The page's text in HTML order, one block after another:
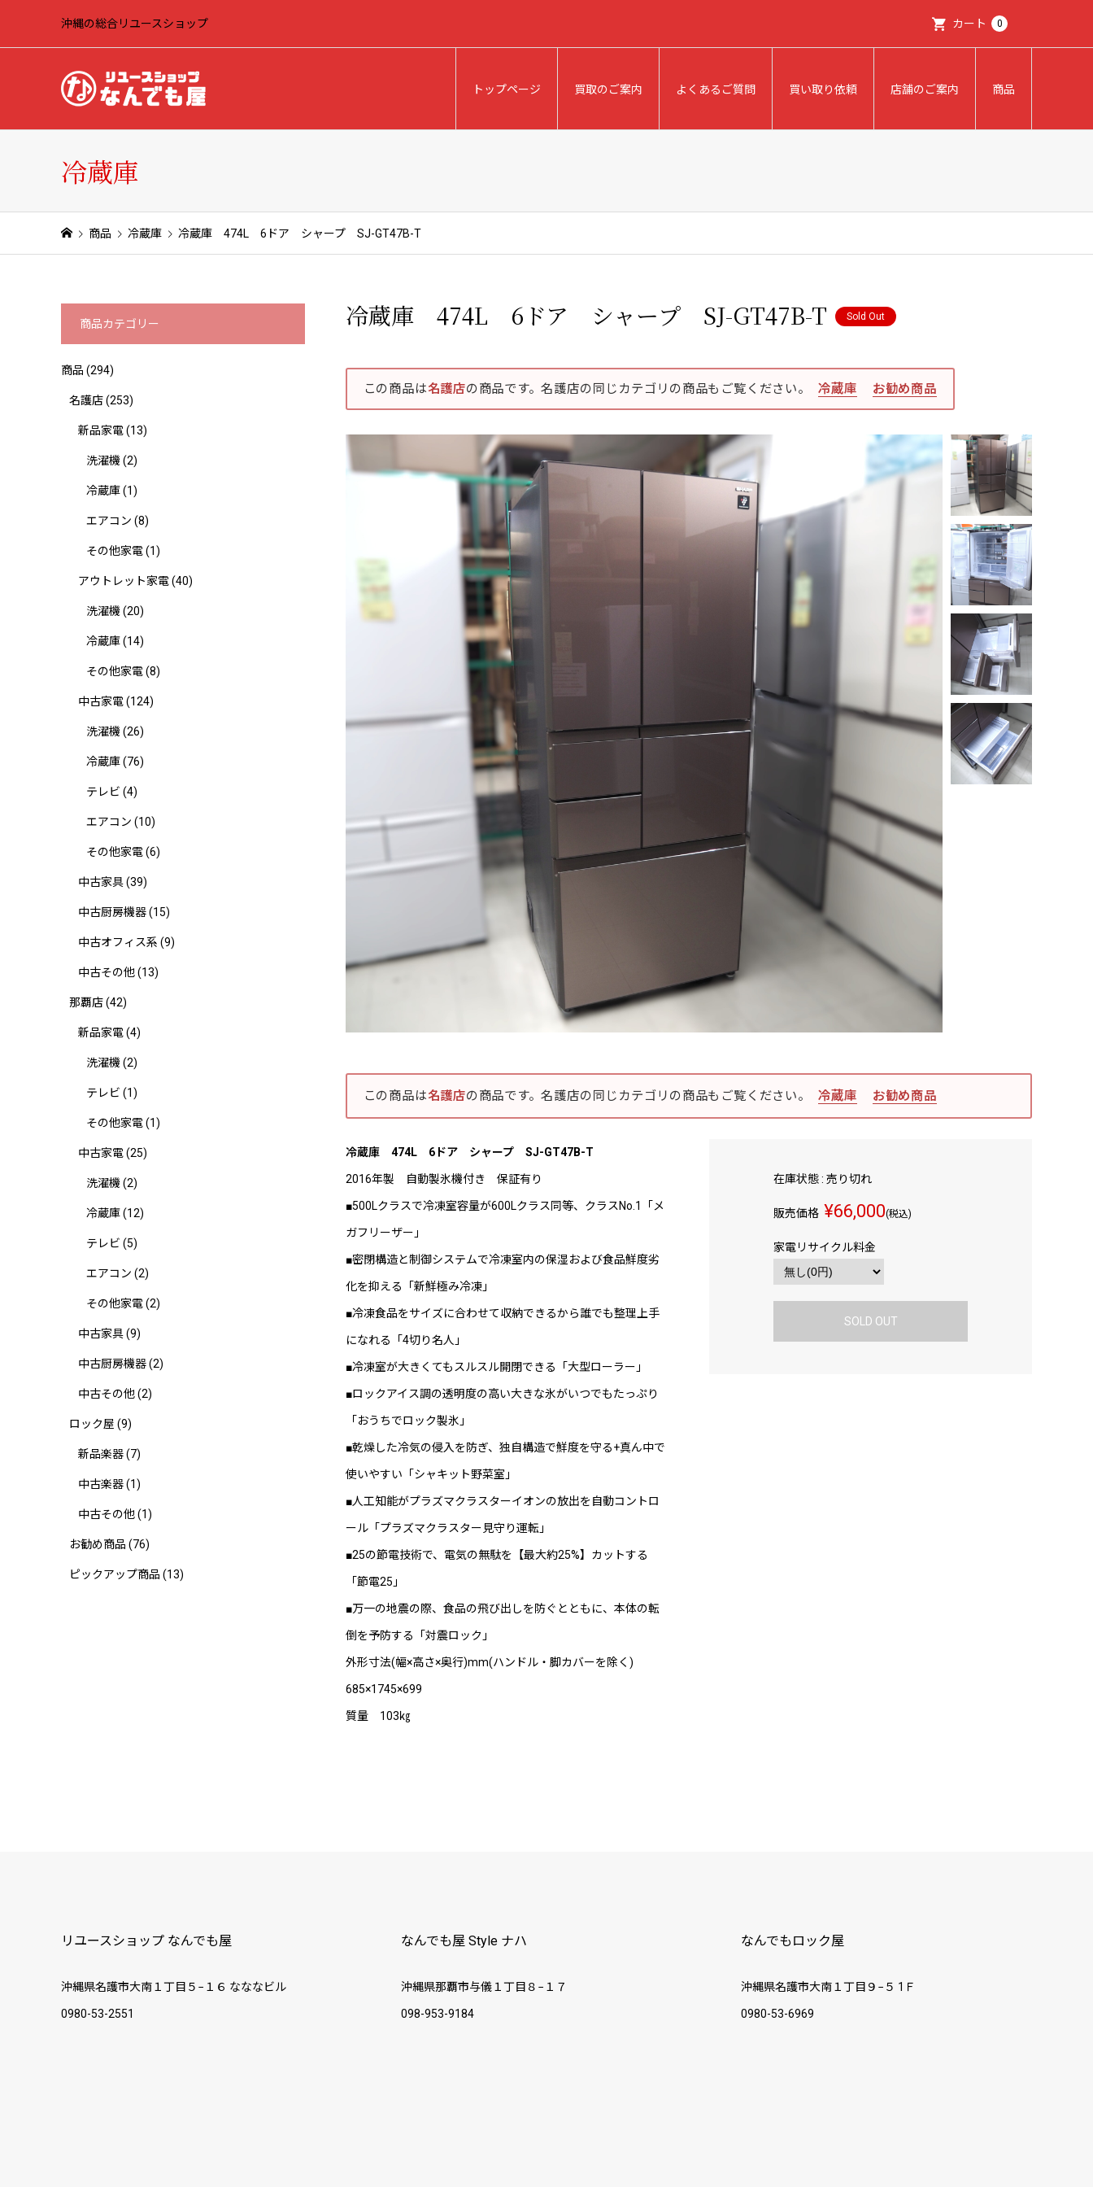
沖縄の総合リユースショップ カート 0
トップページ 買取のご案内 よくあるご質問 買い取り依頼 店舗のご案内 商品
冷蔵庫
商品 冷蔵庫 冷蔵庫 474L 6ドア シャープ SJ-GT47B-T
冷蔵庫 474L 6ドア シャープ SJ-GT47B-T Sold Out
この商品は名護店の商品です。名護店の同じカテゴリの商品もご覧ください。 冷蔵庫 お勧め商品
この商品は名護店の商品です。名護店の同じカテゴリの商品もご覧ください。 冷蔵庫 お勧め商品
冷蔵庫 474L 6ドア シャープ SJ-GT47B-T
2016年製 自動製氷機付き 保証有り
■500Lクラスで冷凍室容量が600Lクラス同等、クラスNo.1「メ
ガフリーザー」
■密閉構造と制御システムで冷凍室内の保湿および食品鮮度劣
化を抑える「新鮮極み冷凍」
■冷凍食品をサイズに合わせて収納できるから誰でも整理上手
になれる「4切り名人」
■冷凍室が大きくてもスルスル開閉できる「大型ローラー」
■ロックアイス調の透明度の高い大きな氷がいつでもたっぷり
「おうちでロック製氷」
■乾燥した冷気の侵入を防ぎ、独自構造で鮮度を守る+真ん中で
使いやすい「シャキット野菜室」
■人工知能がプラズマクラスターイオンの放出を自動コントロ
ール「プラズマクラスター見守り運転」
■25の節電技術で、電気の無駄を【最大約25%】カットする
「節電25」
■万一の地震の際、食品の飛び出しを防ぐとともに、本体の転
倒を予防する「対震ロック」
外形寸法(幅×高さ×奥行)mm(ハンドル・脚カバーを除く)
685×1745×699
質量 103㎏
在庫状態 : 売り切れ
販売価格 ¥66,000(税込)
家電リサイクル料金
SOLD OUT
商品カテゴリー
商品 (294)
名護店(253)
新品家電(13)
洗濯機 (2)
冷蔵庫(1)
エアコン (8)
その他家電(1)
アウトレット家電(40)
洗濯機 (20)
冷蔵庫(14)
その他家電(8)
中古家電(124)
洗濯機 (26)
冷蔵庫(76)
テレビ (4)
エアコン (10)
その他家電(6)
中古家具(39)
中古厨房機器(15)
中古オフィス系 (9)
中古その他(13)
那覇店(42)
新品家電(4)
洗濯機 (2)
テレビ (1)
その他家電(1)
中古家電(25)
洗濯機 (2)
冷蔵庫(12)
テレビ (5)
エアコン (2)
その他家電(2)
中古家具(9)
中古厨房機器(2)
中古その他(2)
ロック屋 (9)
新品楽器(7)
中古楽器(1)
中古その他(1)
お勧め商品 (76)
ピックアップ商品 (13)
リユースショップ なんでも屋
沖縄県名護市大南１丁目５−１６ なななビル
0980-53-2551
なんでも屋 Style ナハ
沖縄県那覇市与儀１丁目８−１７
098-953-9184
なんでもロック屋
沖縄県名護市大南１丁目９−５ 1Ｆ
0980-53-6969